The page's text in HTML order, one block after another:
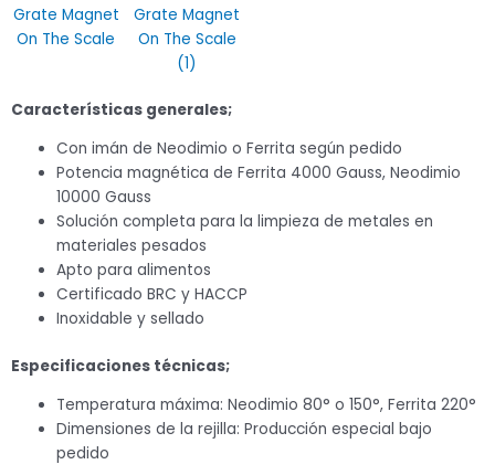
Características generales;
Con imán de Neodimio o Ferrita según pedido
Potencia magnética de Ferrita 4000 Gauss, Neodimio
10000 Gauss
Solución completa para la limpieza de metales en
materiales pesados
Apto para alimentos
Certificado BRC y HACCP
Inoxidable y sellado
Especificaciones técnicas;
Temperatura máxima: Neodimio 80° o 150°, Ferrita 220°
Dimensiones de la rejilla: Producción especial bajo
pedido